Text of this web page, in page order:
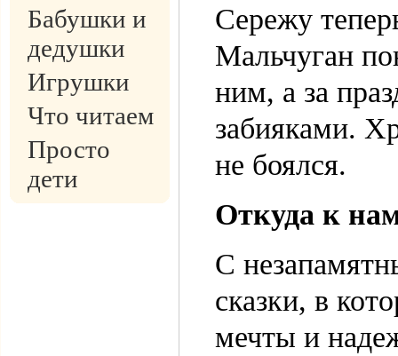
Бабушки и
дедушки
Игрушки
Что читаем
Просто
дети
Сережу
Мальчуган
ним, а за
забияками.
не боялся.
Откуда к
С
сказки, в
мечты и